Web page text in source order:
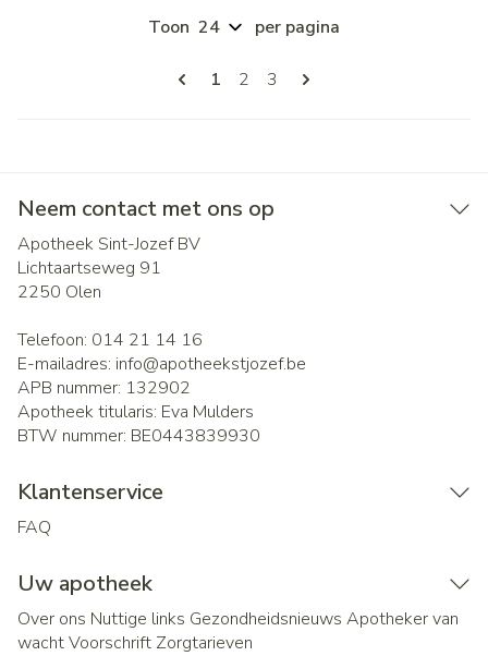
Pagina's
U lees momenteel pagina
1 Pagina
2 Pagina
3
Toon per pagina
Neem contact met ons op
Apotheek Sint-Jozef BV
Lichtaartseweg 91
2250 Olen
Telefoon: 014 21 14 16
E-mailadres: info@apotheekstjozef.be
APB nummer: 132902
Apotheek titularis: Eva Mulders
BTW nummer: BE0443839930
Klantenservice
FAQ
Uw apotheek
Over ons Nuttige links Gezondheidsnieuws Apotheker van
wachtVoorschrift Zorgtarieven